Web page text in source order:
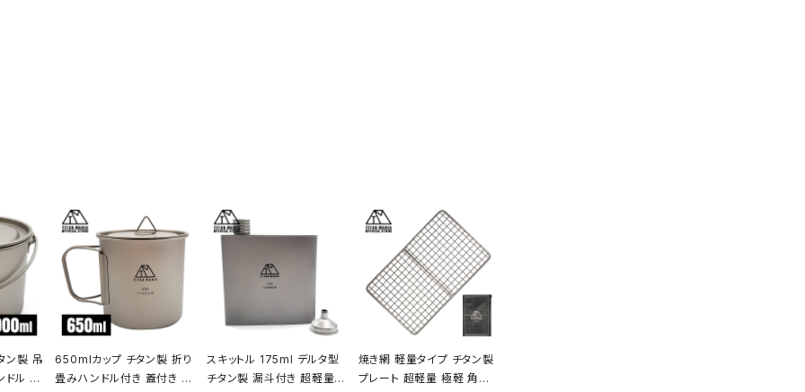
ン製 吊
ドル 蓋
650mlカップ チタン製 折り
畳みハンドル付き 蓋付き 超
スキットル 175ml デルタ型
チタン製 漏斗付き 超軽量
焼き網 軽量タイプ チタン製
プレート 超軽量 極軽 角型